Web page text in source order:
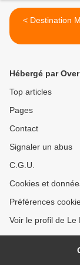
< Destination
Hébergé par
Top articles
Pages
Contact
Signaler un abus
C.G.U.
Cookies et
Préférences
Voir le profil de Le